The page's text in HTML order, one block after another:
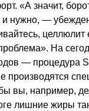
«А значит,
и нужно, —
целлюлит
На
— процедура
производятся
вы, например,
лишние жиры